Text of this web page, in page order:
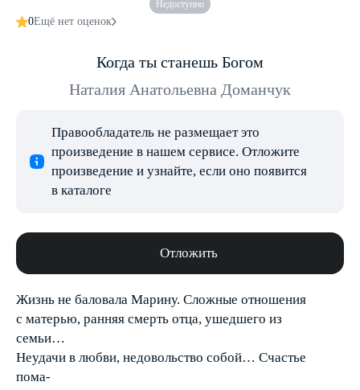
Недоступно
0Ещё нет оценок
Когда ты станешь Богом
Наталия Анатольевна Доманчук
Правообладатель не размещает это
произведение в нашем сервисе. Отложите
произведение и узнайте, если оно появится
в каталоге
Отложить
Жизнь не баловала Марину. Сложные отношения
с матерью, ранняя смерть отца, ушедшего из
семьи…
Неудачи в любви, недовольство собой… Счастье
пома-